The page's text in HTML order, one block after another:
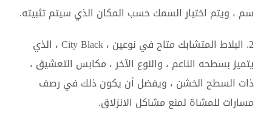
سم ، ويتم اختيار السمك حسب المكان الذي سيتم تثبيته.
2. البلاط المتشابك متاح في نوعين ، City Black ، الذي
يتميز بسطحه الناعم ، والنوع الآخر ، مكابس التعشيق ،
ذات السطح الخشن ، ويفضل أن يكون ذلك في رصف
مسارات للمشاة لمنع مشاكل الانزلاق.